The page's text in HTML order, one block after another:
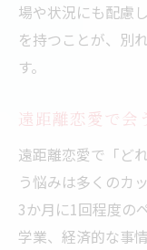
場や状況にも配慮
を持つことが、別
す。
遠距離恋愛で会
遠距離恋愛で「ど
う悩みは多くのカ
3か月に1回程度の
学業、経済的な事